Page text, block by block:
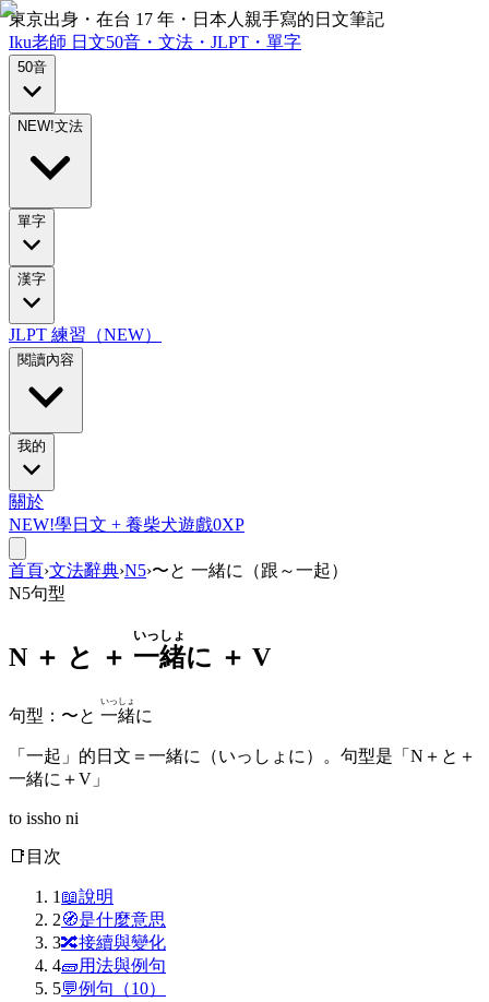
東京出身・在台 17 年・日本人親手寫的日文筆記
Iku老師 日文50音・文法・JLPT・單字
50音
NEW!文法
單字
漢字
JLPT 練習（NEW）
閱讀內容
我的
關於
NEW!學日文 + 養柴犬遊戲0XP
首頁›文法辭典›N5›〜と 一緒に（跟～一起）
N5句型
N ＋ と ＋ 一緒
いっしょ
に ＋ V
句型 ： 〜と 一緒
いっしょ
に
「一起」的日文＝一緒に（いっしょに）。句型是「N＋と＋
一緒に＋V」
to issho ni
📑 目次
1 📖說明
2🧭是什麼意思
3🔀接續與變化
4🧱用法與例句
5💬例句（10）